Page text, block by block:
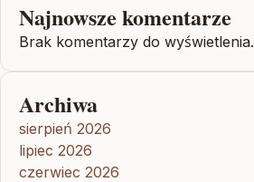
Najnowsze komentarze
Brak komentarzy do wyświetlenia.
Archiwa
sierpień 2026
lipiec 2026
czerwiec 2026